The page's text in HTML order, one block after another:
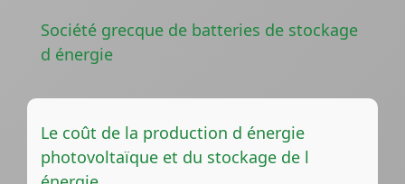
Société grecque de batteries de stockage
d énergie
Le coût de la production d énergie
photovoltaïque et du stockage de l